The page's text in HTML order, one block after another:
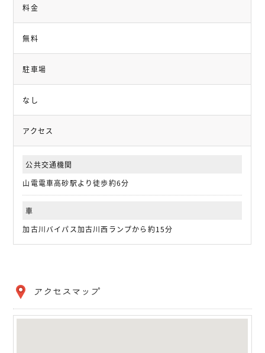
料金
無料
駐車場
なし
アクセス
公共交通機関
山電電車高砂駅より徒歩約6分
車
加古川バイパス加古川西ランプから約15分
アクセスマップ